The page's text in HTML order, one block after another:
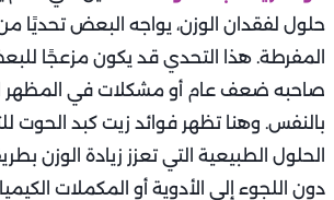
حلول لفقدان الوزن، يواجه البعض تحديًا من
المفرطة. هذا التحدي قد يكون مزعجًا
صاحبه ضعف عام أو مشكلات في المظهر
بالنفس. وهنا تظهر فوائد زيت كبد الحوت
الحلول الطبيعية التي تعزز زيادة الوزن
دون اللجوء إلى الأدوية أو المكملات